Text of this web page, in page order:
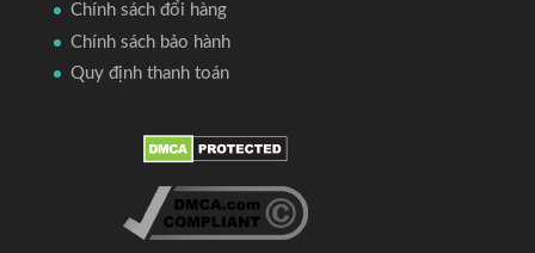
Chính sách đổi hàng
Chính sách bảo hành
Quy định thanh toán